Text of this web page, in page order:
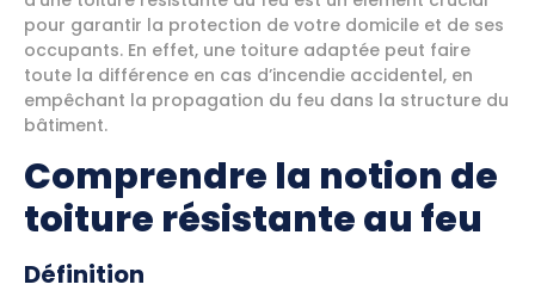
pour garantir la protection de votre domicile et de ses
occupants. En effet, une toiture adaptée peut faire
toute la différence en cas d’incendie accidentel, en
empêchant la propagation du feu dans la structure du
bâtiment.
Comprendre la notion de
toiture résistante au feu
Définition